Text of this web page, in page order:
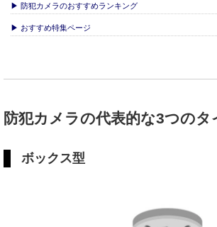
▶ 防犯カメラのおすすめランキング
▶ おすすめ特集ページ
防犯カメラの代表的な3つのタ
ボックス型